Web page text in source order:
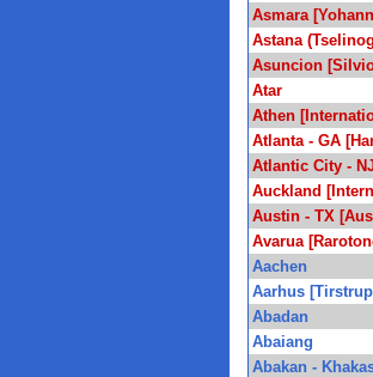
Asmara
Astana
Asuncion
Atar
Athen
Atlanta - GA
Atlantic City -
Auckland
Austin - TX
Avarua
Aachen
Aarhus
Abadan
Abaiang
Abakan -